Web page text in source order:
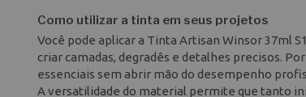
Como utilizar a tinta em seus projetos
Você pode aplicar a Tinta Artisan Winsor 37ml
criar camadas, degradês e detalhes precisos.
essenciais sem abrir mão do desempenho
A versatilidade do material permite que tanto